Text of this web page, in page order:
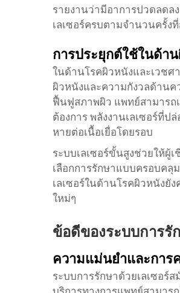
รายงานว่ามีอาการปวดลดล
เลเซอร์ครบตามจำนวนครั้ง
การประยุกต์ใช้ในด้า
ในด้านโรคผิวหนังและเวชศ
ผิวหนังและความกังวลด้านค
ฟื้นฟูสภาพผิว แพทย์สามารถ
ต้องการ พลังงานเลเซอร์ที่
หายต่อเนื้อเยื่อโดยรอบ
ระบบเลเซอร์ขั้นสูงช่วยให้
เลือกการรักษาแบบครอบคลุ
เลเซอร์ในด้านโรคผิวหนังยั
ใหม่ๆ
ข้อดีของระบบการรั
ความแม่นยำและการ
ระบบการรักษาด้วยเลเซอร์